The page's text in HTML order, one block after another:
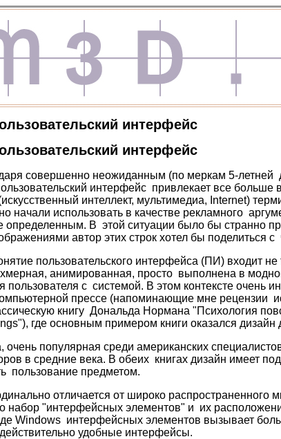
интерфейс
интерфейс
совершенно неожиданным (по меркам 5-летней
интерфейс привлекает все больше
интеллект, мультимедиа, Internet)
начали использовать в качестве рекламного
определенным. В этой ситуации было бы странно
автор этих строк хотел бы поделиться с
пользовательского интерфейса (ПИ) входит не
анимированная, просто выполнена в
пользователя с системой. В этом контексте очень
прессе (напоминающие мне рецензии
книгу Дональда Нормана "Психология
где основным примером книги оказался дизайн
очень популярная среди американских
в средние века. В обеих книгах дизайн имеет
пользование предметом.
отличается от широко распространенного
набор "интерфейсных элементов" и их
Windows интерфейсных элементов вызывает
удобные интерфейсы.